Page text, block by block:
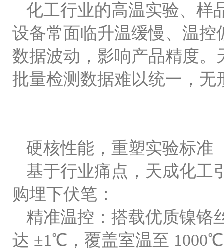
化工行业的高温实验、样
设备常面临升温缓慢、温
数据波动，影响产品精度
批量检测数据难以统一，
硬核性能，重塑实验标准
基于行业痛点，天成化工
购埋下伏笔：
精准温控：搭载优质镍铬
达 ±1℃，覆盖室温至